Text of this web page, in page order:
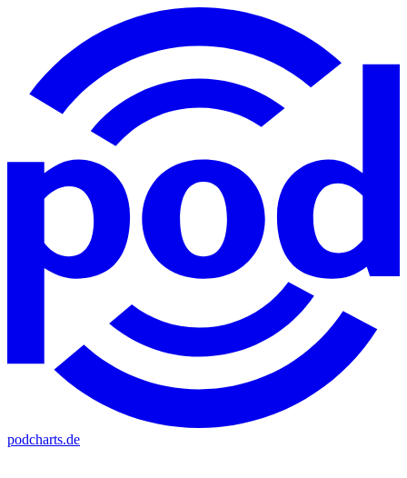
podcharts.de